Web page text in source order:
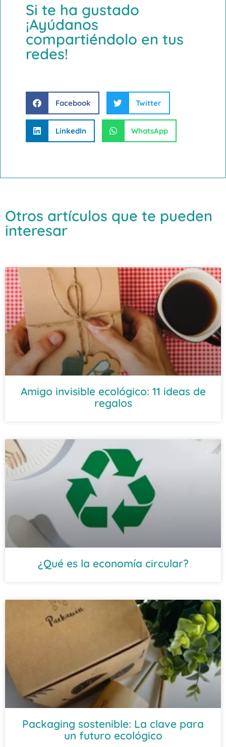
Si te ha gustado
¡Ayúdanos
compartiéndolo en tus
redes!
Facebook Twitter
LinkedIn WhatsApp
Otros artículos que te pueden
interesar
Amigo invisible ecológico: 11 ideas de
regalos
¿Qué es la economía circular?
Packaging sostenible: La clave para
un futuro ecológico